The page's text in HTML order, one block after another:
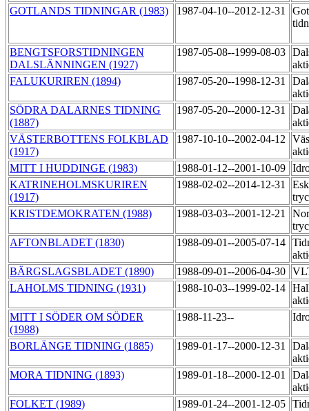
GOTLANDS TIDNINGAR (1983)
1987-04-10--2012-12-31
BENGTSFORSTIDNINGEN
DALSLÄNNINGEN (1927)
1987-05-08--1999-08-03
FALUKURIREN (1894)
1987-05-20--1998-12-31
SÖDRA DALARNES TIDNING
(1887)
1987-05-20--2000-12-31
VÄSTERBOTTENS FOLKBLAD
(1917)
1987-10-10--2002-04-12
MITT I HUDDINGE (1983)
1988-01-12--2001-10-09
KATRINEHOLMSKURIREN
(1917)
1988-02-02--2014-12-31
KRISTDEMOKRATEN (1988)
1988-03-03--2001-12-21
AFTONBLADET (1830)
1988-09-01--2005-07-14
BÄRGSLAGSBLADET (1890)
1988-09-01--2006-04-30
LAHOLMS TIDNING (1931)
1988-10-03--1999-02-14
MITT I SÖDER OM SÖDER
(1988)
1988-11-23--
BORLÄNGE TIDNING (1885) 1989-01-17--2000-12-31
MORA TIDNING (1893)
1989-01-18--2000-12-01
FOLKET (1989)
1989-01-24--2001-12-05